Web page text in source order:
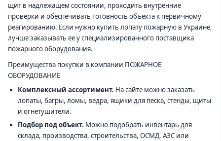
щит в надлежащем состоянии, проходить внутренние
проверки и обеспечивать готовность объекта к первичному
реагированию. Если нужно купить лопату пожарную в Украине,
лучше заказывать ее у специализированного поставщика
пожарного оборудования.
Преимущества покупки в компании ПОЖАРНОЕ
ОБОРУДОВАНИЕ
Комплексный ассортимент. На сайте можно заказать
лопаты, багры, ломы, ведра, ящики для песка, стенды, щиты
и огнетушители.
Подбор под объект. Можно подобрать инвентарь для
склада, производства, строительства, ОСМД, АЗС или